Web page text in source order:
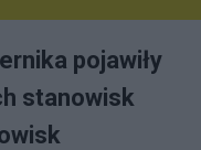
pojawiły
stanowisk